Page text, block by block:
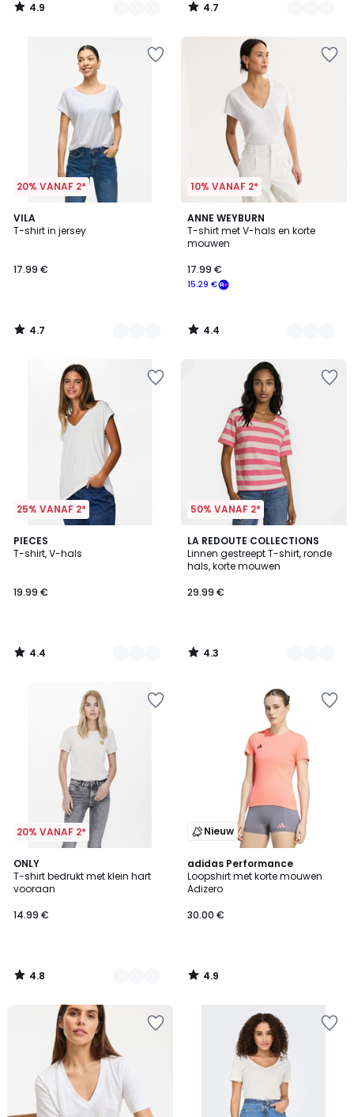
4.9
/
4.7
/
20% VANAF 2*
VILA
T-shirt in jersey
17.99 €
4.7
/ 5
4
Kleuren
4.7
/
10% VANAF 2*
ANNE WEYBURN
T-shirt met V-hals en korte
mouwen
15.29 €
17.99 €
4.4
/ 5
3
Kleuren
4.4
/
25% VANAF 2*
PIECES
T-shirt, V-hals
19.99 €
4.4
/ 5
4
Kleuren
4.4
/
50% VANAF 2*
LA REDOUTE COLLECTIONS
Linnen gestreept T-shirt, ronde
hals, korte mouwen
29.99 €
4.3
/ 5
2
Kleuren
4.3
/
20% VANAF 2*
ONLY
T-shirt bedrukt met klein hart
vooraan
14.99 €
4.8
/ 5
5
Kleuren
4.8
/
Nieuw
adidas Performance
Loopshirt met korte mouwen
Adizero
30.00 €
4.9
/ 5
4.9
/